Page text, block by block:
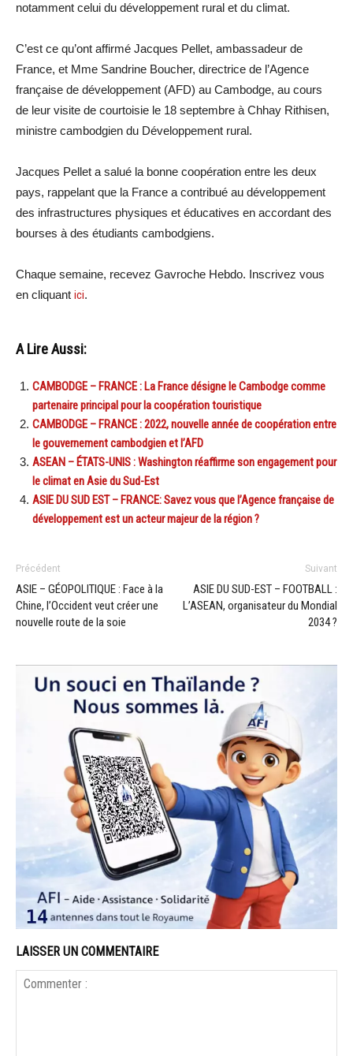
notamment celui du développement rural et du climat.
C’est ce qu’ont affirmé Jacques Pellet, ambassadeur de
France, et Mme Sandrine Boucher, directrice de l’Agence
française de développement (AFD) au Cambodge, au cours
de leur visite de courtoisie le 18 septembre à Chhay Rithisen,
ministre cambodgien du Développement rural.
Jacques Pellet a salué la bonne coopération entre les deux
pays, rappelant que la France a contribué au développement
des infrastructures physiques et éducatives en accordant des
bourses à des étudiants cambodgiens.
Chaque semaine, recevez Gavroche Hebdo. Inscrivez vous
en cliquant ici.
A Lire Aussi:
CAMBODGE – FRANCE : La France désigne le Cambodge comme
partenaire principal pour la coopération touristique
CAMBODGE – FRANCE : 2022, nouvelle année de coopération entre
le gouvernement cambodgien et l’AFD
ASEAN – ÉTATS-UNIS : Washington réaffirme son engagement pour
le climat en Asie du Sud-Est
ASIE DU SUD EST – FRANCE: Savez vous que l’Agence française de
développement est un acteur majeur de la région ?
Précédent
ASIE – GÉOPOLITIQUE : Face à la
Chine, l’Occident veut créer une
nouvelle route de la soie
Suivant
ASIE DU SUD-EST – FOOTBALL :
L’ASEAN, organisateur du Mondial
2034 ?
LAISSER UN COMMENTAIRE